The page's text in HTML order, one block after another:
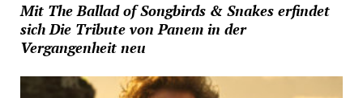
Mit The Ballad of Songbirds & Snakes erfindet
sich Die Tribute von Panem in der
Vergangenheit neu